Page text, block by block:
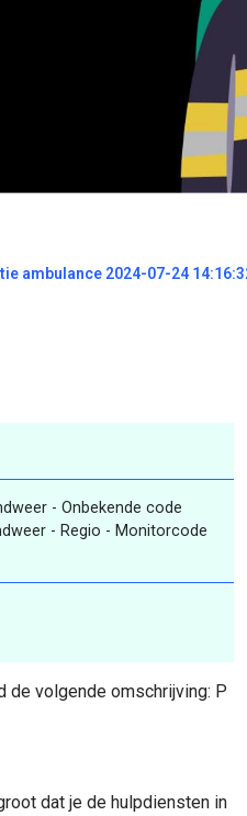
ambulance 2024-07-24
- Onbekende code
- Regio - Monitorcode
de volgende omschrijving: P
dat je de hulpdiensten in